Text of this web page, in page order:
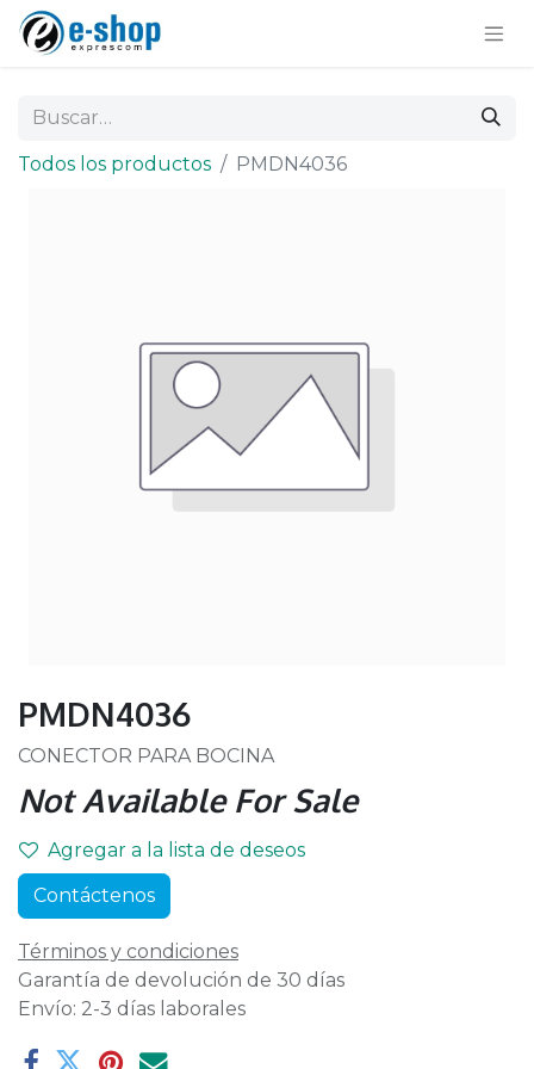
Todos los productos PMDN4036
PMDN4036
CONECTOR PARA BOCINA
Not Available For Sale
Agregar a la lista de deseos
Contáctenos
Términos y condiciones
Garantía de devolución de 30 días
Envío: 2-3 días laborales